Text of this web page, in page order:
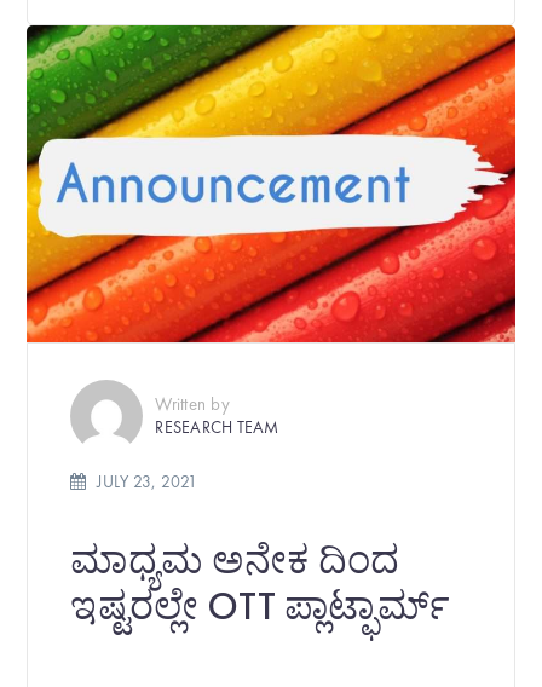
Written by
RESEARCH TEAM
JULY 23, 2021
ಮಾಧ್ಯಮ ಅನೇಕ ದಿಂದ
ಇಷ್ಟರಲ್ಲೇ OTT ಪ್ಲಾಟ್ಫಾರ್ಮ್